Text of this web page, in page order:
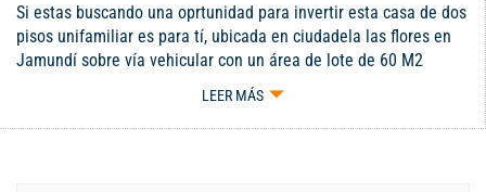
Si estas buscando una oprtunidad para invertir esta casa de dos
pisos unifamiliar es para tí, ubicada en ciudadela las flores en
Jamundí sobre vía vehicular con un área de lote de 60 M2
(4x15) y área construida aproximada de 95 M2 que puedes
necesidades. En el primer piso encontramos antejardín donde
LEER MÁS